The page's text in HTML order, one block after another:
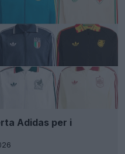
Adidas per i